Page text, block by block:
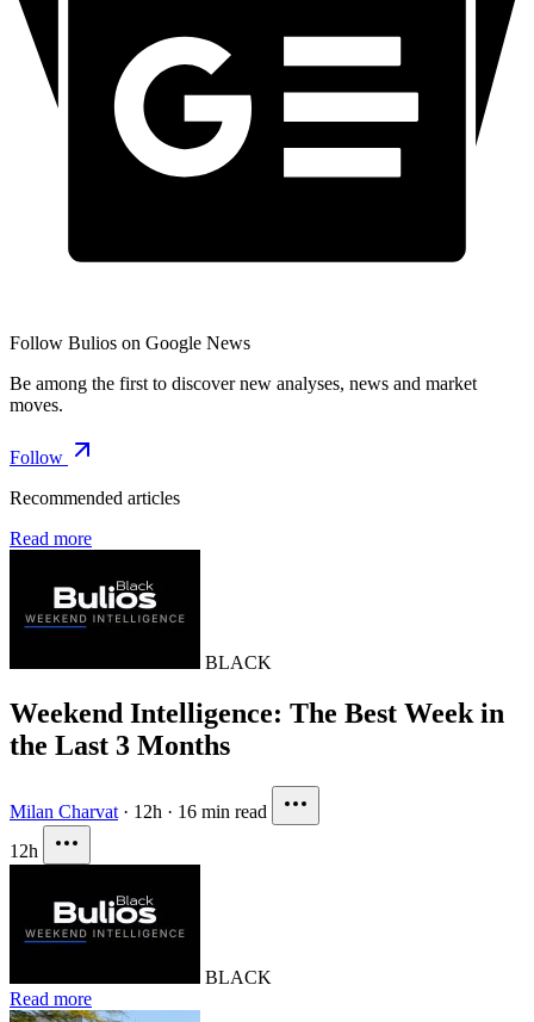
Follow Bulios on Google News
Be among the first to discover new analyses, news and market
moves.
Follow
Recommended articles
Read more
BLACK
Weekend Intelligence: The Best Week in
the Last 3 Months
Milan Charvat · 12h · 16 min read
12h
BLACK
Read more